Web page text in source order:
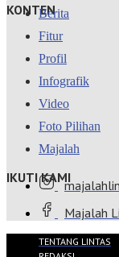
KONTEN
Berita
Fitur
Profil
Infografik
Video
Foto Pilihan
Majalah
IKUTI KAMI
Majalah
TENTANG LINTAS